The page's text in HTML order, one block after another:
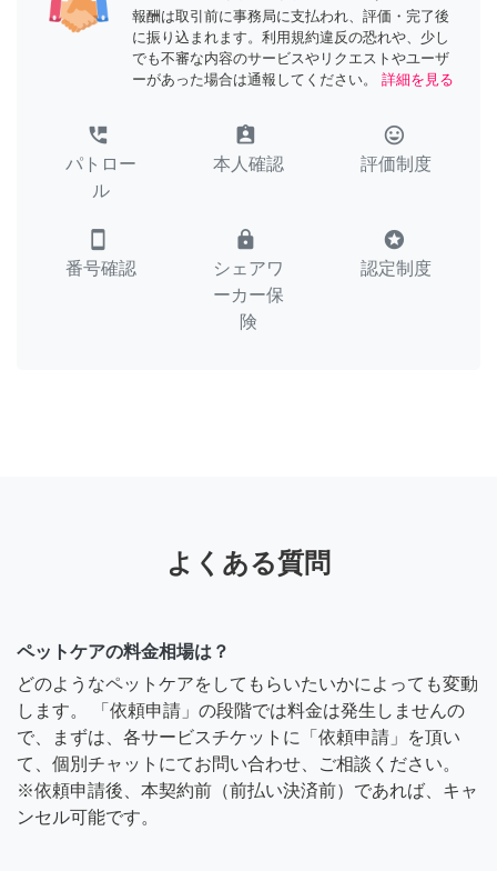
報酬は取引前に事務局に支払われ、評価・完了後
に振り込まれます。利用規約違反の恐れや、少し
でも不審な内容のサービスやリクエストやユーザ
ーがあった場合は通報してください。
詳細を見る
perm_phone_msg
パトロー
ル
assignment_ind
本人確認
tag_faces
評価制度
smartphone
番号確認
lock
シェアワ
ーカー保
険
stars
認定制度
よくある質問
ペットケアの料金相場は？
どのようなペットケアをしてもらいたいかによっても変動
します。 「依頼申請」の段階では料金は発生しませんの
で、まずは、各サービスチケットに「依頼申請」を頂い
て、個別チャットにてお問い合わせ、ご相談ください。
※依頼申請後、本契約前（前払い決済前）であれば、キャ
ンセル可能です。